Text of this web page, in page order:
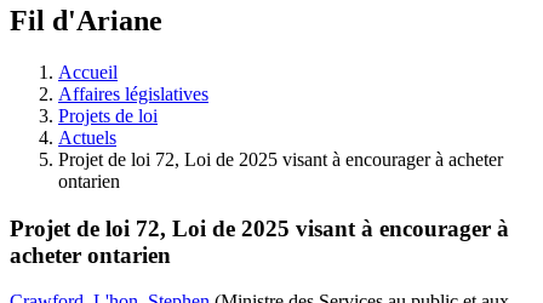
à
législative.
Fil d'Ariane
Accueil
Affaires législatives
Projets de loi
Actuels
Projet de loi 72, Loi de 2025 visant à encourager à acheter
ontarien
Projet de loi 72, Loi de 2025 visant à encourager à
acheter ontarien